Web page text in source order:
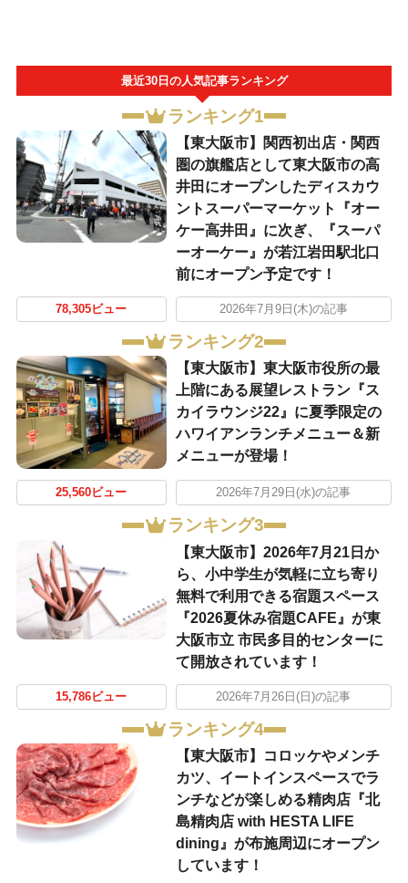
最近30日の人気記事ランキング
ランキング1
【東大阪市】関西初出店・関西
圏の旗艦店として東大阪市の高
井田にオープンしたディスカウ
ントスーパーマーケット『オー
ケー高井田』に次ぎ、『スーパ
ーオーケー』が若江岩田駅北口
前にオープン予定です！
78,305ビュー 2026年7月9日(木)の記事
ランキング2
【東大阪市】東大阪市役所の最
上階にある展望レストラン『ス
カイラウンジ22』に夏季限定の
ハワイアンランチメニュー＆新
メニューが登場！
25,560ビュー 2026年7月29日(水)の記事
ランキング3
【東大阪市】2026年7月21日か
ら、小中学生が気軽に立ち寄り
無料で利用できる宿題スペース
『2026夏休み宿題CAFE』が東
大阪市立 市民多目的センターに
て開放されています！
15,786ビュー 2026年7月26日(日)の記事
ランキング4
【東大阪市】コロッケやメンチ
カツ、イートインスペースでラ
ンチなどが楽しめる精肉店『北
島精肉店 with HESTA LIFE
dining』が布施周辺にオープン
しています！